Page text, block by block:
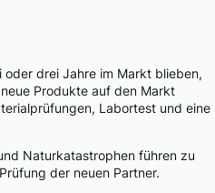
drei Jahre im Markt blieben,
Produkte auf den Markt
Labortest und eine
Naturkatastrophen führen zu
der neuen Partner.